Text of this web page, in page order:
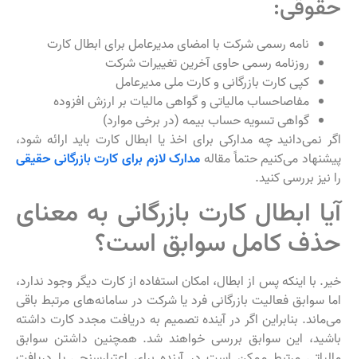
حقوقی:
نامه رسمی شرکت با امضای مدیرعامل برای ابطال کارت
روزنامه رسمی حاوی آخرین تغییرات شرکت
کپی کارت بازرگانی و کارت ملی مدیرعامل
مفاصاحساب مالیاتی و گواهی مالیات بر ارزش افزوده
گواهی تسویه حساب بیمه (در برخی موارد)
اگر نمی‌دانید چه مدارکی برای اخذ یا ابطال کارت باید ارائه شود،
پیشنهاد می‌کنیم حتماً مقاله مدارک لازم برای کارت بازرگانی حقیقی
را نیز بررسی کنید.
آیا ابطال کارت بازرگانی به معنای
حذف کامل سوابق است؟
خیر. با اینکه پس از ابطال، امکان استفاده از کارت دیگر وجود ندارد،
اما سوابق فعالیت بازرگانی فرد یا شرکت در سامانه‌های مرتبط باقی
می‌ماند. بنابراین اگر در آینده تصمیم به دریافت مجدد کارت داشته
باشید، این سوابق بررسی خواهند شد. همچنین داشتن سوابق